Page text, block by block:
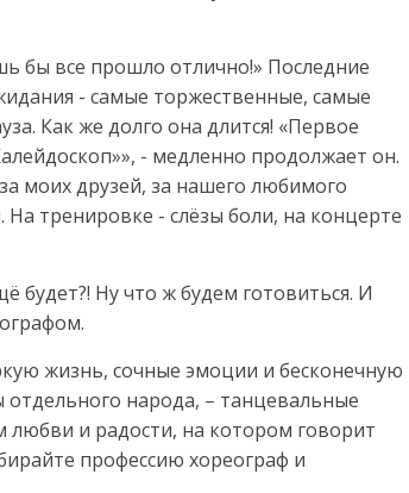
бы все прошло отлично!» Последние
- самые торжественные, самые
Как же долго она длится! «Первое
- медленно продолжает он.
моих друзей, за нашего любимого
тренировке - слёзы боли, на концерте
будет?! Ну что ж будем готовиться. И
жизнь, сочные эмоции и бесконечную
отдельного народа, – танцевальные
любви и радости, на котором говорит
профессию хореограф и